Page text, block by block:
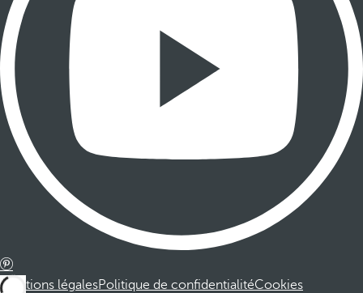
Mentions légalesPolitique de confidentialitéCookies